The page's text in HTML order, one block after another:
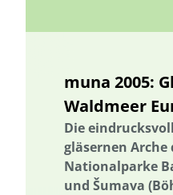
muna 2005:
Waldmeer
Die
gläsernen Arche
Nationalparke
und Šumava